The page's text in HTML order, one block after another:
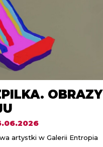
OBRAZY
artystki w Galerii Entropia